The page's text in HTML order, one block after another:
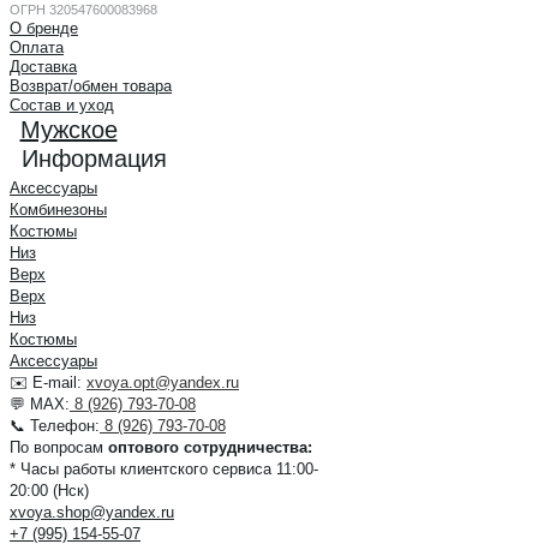
ОГРН 320547600083968
О бренде
Оплата
Доставка
Возврат/обмен товара
Состав и уход
Мужское
Информация
Аксессуары
Комбинезоны
Костюмы
Низ
Верх
Верх
Низ
Костюмы
Аксессуары
✉️ E-mail: xvoya.opt@yandex.ru
💬 MAX: 8 (926) 793-70-08
📞 Телефон: 8 (926) 793-70-08
По вопросам оптового сотрудничества:
* Часы работы клиентского сервиса 11:00-
20:00 (Нск)
xvoya.shop@yandex.ru
+7 (995) 154-55-07